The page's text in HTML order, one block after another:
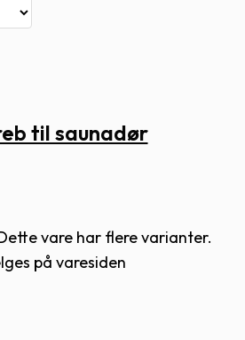
til saunadør
vare har flere varianter.
på varesiden